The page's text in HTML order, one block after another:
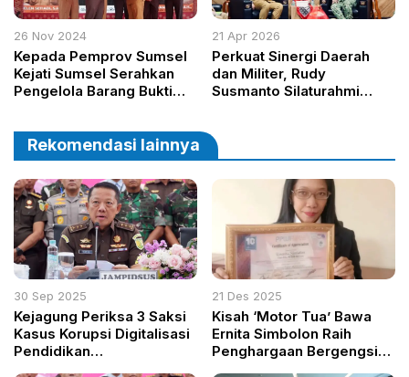
26 Nov 2024
Kepada Pemprov Sumsel
Kejati Sumsel Serahkan
Pengelola Barang Bukti
21 Apr 2026
Perkuat Sinergi Daerah
dan Militer, Rudy
Susmanto Silaturahmi
Rekomendasi lainnya
30 Sep 2025
Kejagung Periksa 3 Saksi
Kasus Korupsi Digitalisasi
Pendidikan
21 Des 2025
Kisah ‘Motor Tua’ Bawa
Ernita Simbolon Raih
Penghargaan Bergengsi